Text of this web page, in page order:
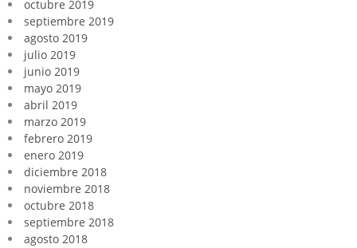
octubre 2019
septiembre 2019
agosto 2019
julio 2019
junio 2019
mayo 2019
abril 2019
marzo 2019
febrero 2019
enero 2019
diciembre 2018
noviembre 2018
octubre 2018
septiembre 2018
agosto 2018